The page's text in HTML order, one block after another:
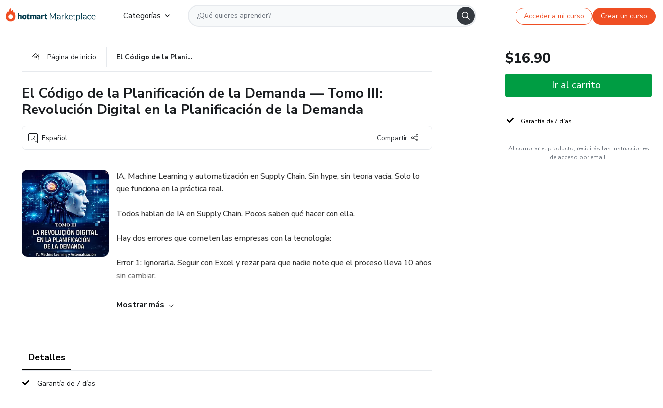
Categorías Acceder a mi curso Crear un curso
Página de inicio El Código de la Planificación de la Demanda — Tomo III: Revolución Digital en la Planificación de la Demanda
El Código de la Planificación de la Demanda — Tomo III:
Revolución Digital en la Planificación de la Demanda
Español Compartir
IA, Machine Learning y automatización en Supply Chain. Sin hype, sin teoría vacía. Solo lo
que funciona en la práctica real.
Todos hablan de IA en Supply Chain. Pocos saben qué hacer con ella.
Hay dos errores que cometen las empresas con la tecnología:
Error 1: Ignorarla. Seguir con Excel y rezar para que nadie note que el proceso lleva 10 años
sin cambiar.
Error 2: Comprar tecnología cara sin tener los procesos y datos básicos en orden. GIGO:
Mostrar más
Detalles
Garantía de 7 días
$16.90
Ir al carrito
Garantía de 7 días
Al comprar el producto, recibirás las instrucciones
de acceso por email.